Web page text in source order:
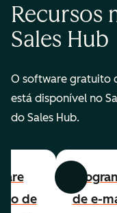
Recursos
Sales Hub
O software gratuito
está disponível no
do Sales Hub.
Anterior Avançar
de
de e-